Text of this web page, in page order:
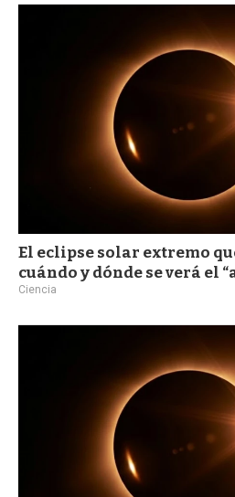
El eclipse solar extremo
cuándo y dónde se verá el
Ciencia